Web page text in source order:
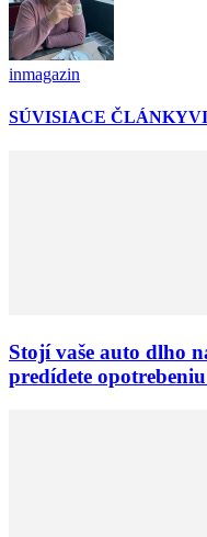
inmagazin
SÚVISIACE ČLÁNKY
Stojí vaše auto dlho
predídete